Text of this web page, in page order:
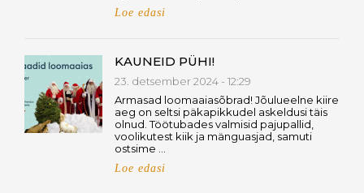
Loe edasi
KAUNEID PÜHI!
23. detsember 2024 - 12:29
Armasad loomaaiasõbrad! Jõulueelne kiire
aeg on seltsi päkapikkudel askeldusi täis
olnud. Töötubades valmisid pajupallid,
voolikutest kiik ja mänguasjad, samuti
ostsime …
Loe edasi